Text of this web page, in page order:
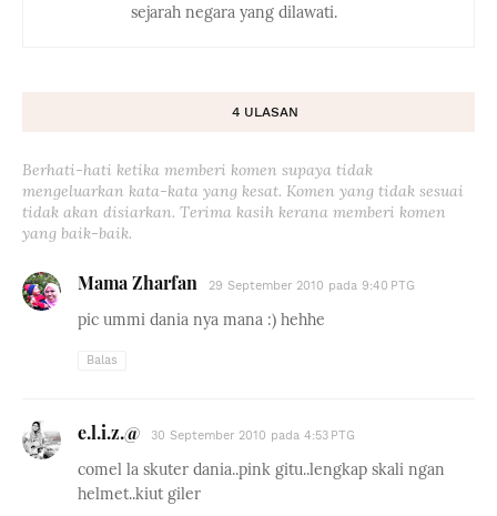
sejarah negara yang dilawati.
4 ULASAN
Berhati-hati ketika memberi komen supaya tidak
mengeluarkan kata-kata yang kesat. Komen yang tidak sesuai
tidak akan disiarkan. Terima kasih kerana memberi komen
yang baik-baik.
Mama Zharfan 29 September 2010 pada 9:40 PTG
pic ummi dania nya mana :) hehhe
Balas
e.l.i.z.@ 30 September 2010 pada 4:53 PTG
comel la skuter dania..pink gitu..lengkap skali ngan
helmet..kiut giler